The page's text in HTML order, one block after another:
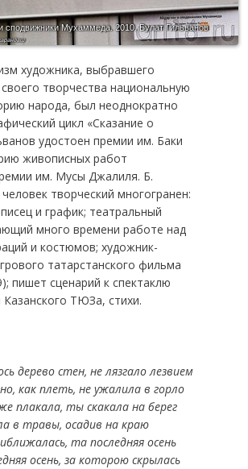
сподвижники Мухаммеда. 2010. Булат Гильванов
художника, выбравшего
творчества национальную
народа, был неоднократно
цикл «Сказание о
удостоен премии им. Баки
живописных работ
им. Мусы Джалиля. Б.
творческий многогранен:
и график; театральный
много времени работе над
и костюмов; художник-
татарстанского фильма
пишет сценарий к спектаклю
Казанского ТЮЗа, стихи.
дерево стен, не лязгало лезвием
как плеть, не ужалила в горло
плакала, ты скакала на берег
в травы, осадив на краю
та последняя осень
осень, за которою скрылась